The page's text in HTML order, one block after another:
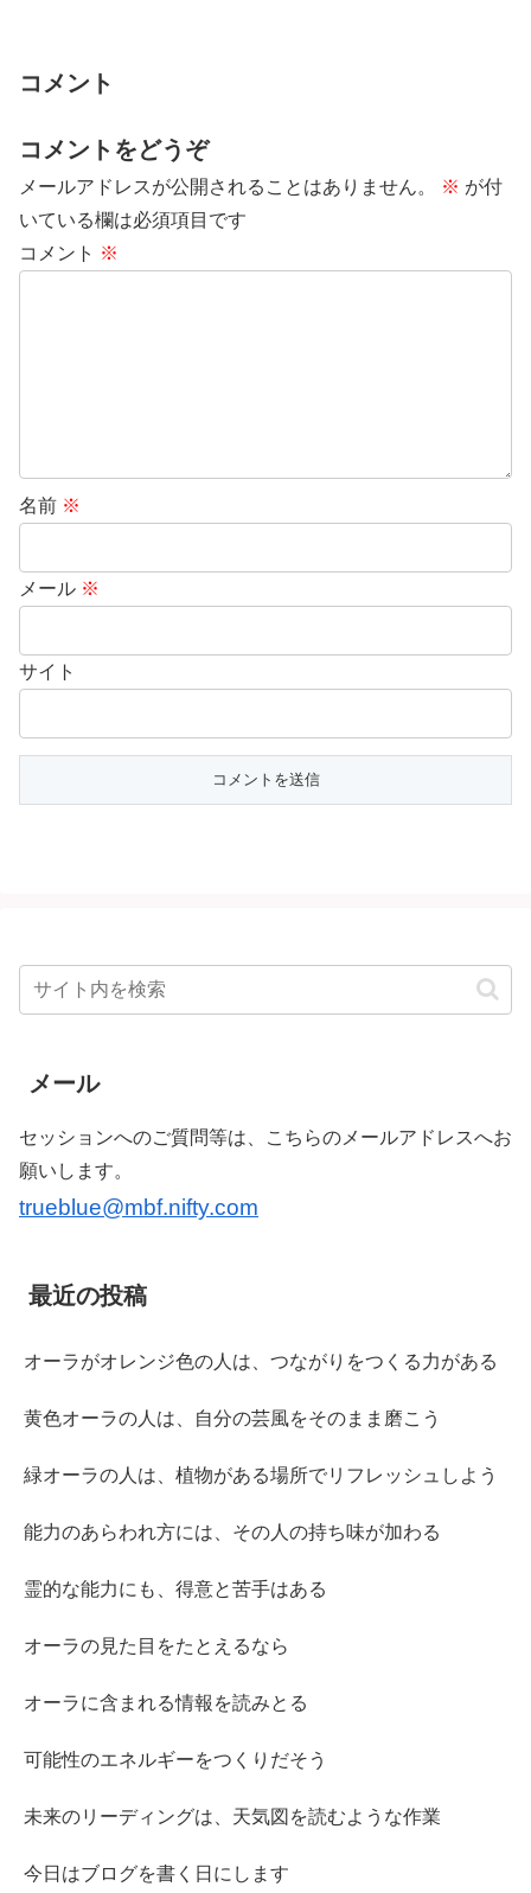
コメント
コメントをどうぞ
メールアドレスが公開されることはありません。 ※ が付
いている欄は必須項目です
コメント ※
名前 ※
メール ※
サイト
メール
セッションへのご質問等は、こちらのメールアドレスへお
願いします。
trueblue@mbf.nifty.com
最近の投稿
オーラがオレンジ色の人は、つながりをつくる力がある
黄色オーラの人は、自分の芸風をそのまま磨こう
緑オーラの人は、植物がある場所でリフレッシュしよう
能力のあらわれ方には、その人の持ち味が加わる
霊的な能力にも、得意と苦手はある
オーラの見た目をたとえるなら
オーラに含まれる情報を読みとる
可能性のエネルギーをつくりだそう
未来のリーディングは、天気図を読むような作業
今日はブログを書く日にします